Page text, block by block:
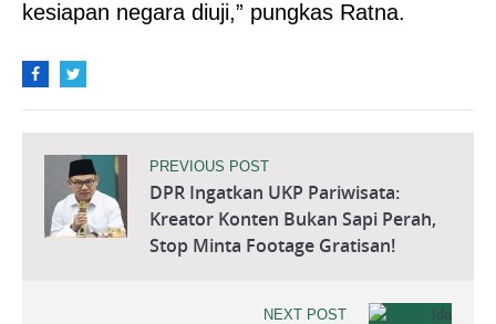
kesiapan negara diuji,” pungkas Ratna.
PREVIOUS POST
DPR Ingatkan UKP Pariwisata:
Kreator Konten Bukan Sapi Perah,
Stop Minta Footage Gratisan!
NEXT POST